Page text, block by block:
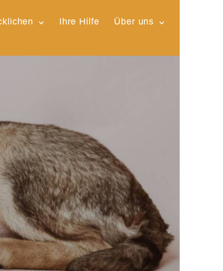
Ihre Hilfe Über uns